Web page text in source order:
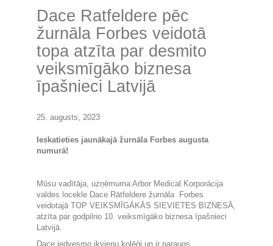
Dace Ratfeldere pēc
žurnāla Forbes veidotā
topa atzīta par desmito
veiksmīgāko biznesa
īpašnieci Latvijā
25. augusts, 2023
Ieskatieties jaunākajā žurnāla Forbes augusta
numurā!
Mūsu vadītāja, uzņēmuma Arbor Medical Korporācija
valdes locekle Dace Rātfeldere žurnāla Forbes
veidotajā TOP VEIKSMĪGĀKĀS SIEVIETES BIZNESĀ,
atzīta par godpilno 10. veiksmīgāko biznesa īpašnieci
Latvijā.
Dace iedvesmo ikvienu kolēģi un ir paraugs